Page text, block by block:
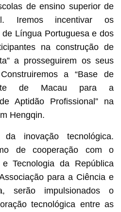
de ensino superior de
Iremos incentivar os
Língua Portuguesa e dos
na construção de
a prosseguirem os seus
a “Base de
de Macau para a
Aptidão Profissional” na
Hengqin.
da inovação tecnológica.
de cooperação com o
Tecnologia da República
para a Ciência e
serão impulsionados o
tecnológica entre as